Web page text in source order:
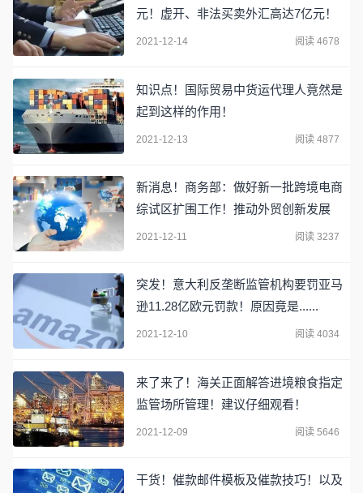
元！虚开、非法买卖外汇高达7亿元！
2021-12-14 阅读 4678
知识点！国际贸易中货运代理人竟然是
起到这样的作用！
2021-12-13 阅读 4877
新消息！商务部：做好新一批跨境电商
综试区扩围工作！推动外贸创新发展
2021-12-11 阅读 3237
突发！意大利反垄断监管机构要罚亚马
逊11.28亿欧元罚款！原因竟是......
2021-12-10 阅读 4034
来了来了！海关正面解答进境粮食指定
监管场所管理！建议仔细观看！
2021-12-09 阅读 5646
干货！催款邮件模板及催款技巧！以及